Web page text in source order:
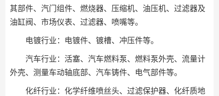
其部件、汽门组件、燃烧器、压缩机、油压机、过滤器及
油缸阀、市场仪表、过滤器、喷嘴等。
电镀行业：电镀件、镀槽、冲压件等。
汽车行业：活塞、汽车燃料泵、燃料泵外壳、流量计
外壳、测量车动轴底部、汽车铸件、电气部件等。
化纤行业：化学纤维喷丝头、过滤保护器、化纤质地